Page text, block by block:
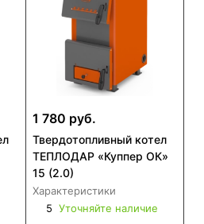
1 780 руб.
Твердотопливный котел
ТЕПЛОДАР «Куппер ОК»
15 (2.0)
Характеристики
5 Уточняйте наличие